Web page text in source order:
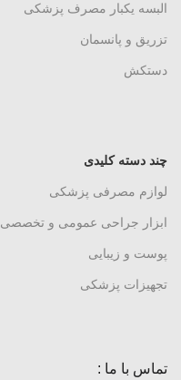
البسه یکبار مصرف پزشکی
تزریق و پانسمان
دستکش
چند دسته کلیدی
لوازم مصرفی پزشکی
ابزار جراحی عمومی و تخصصی
پوست و زیبایی
تجهیزات پزشکی
تماس با ما :